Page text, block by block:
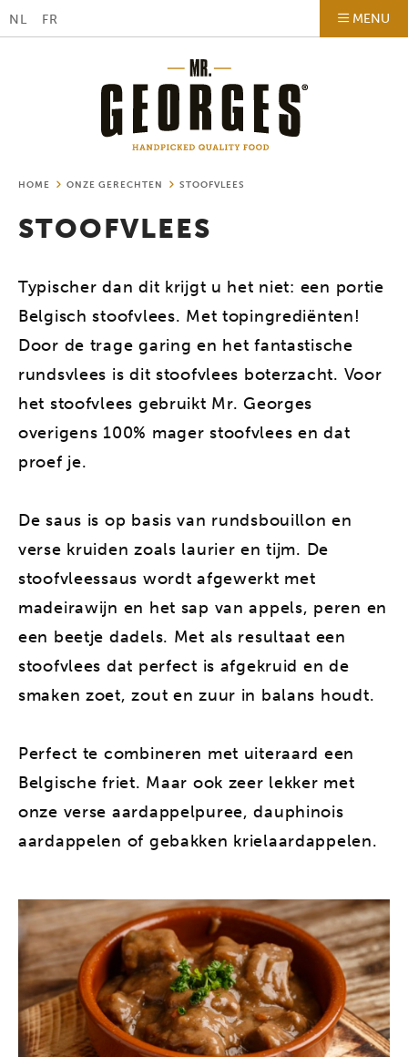
NL FR MENU
HOME ONZE GERECHTEN STOOFVLEES
STOOFVLEES
Typischer dan dit krijgt u het niet: een portie
Belgisch stoofvlees. Met topingrediënten!
Door de trage garing en het fantastische
rundsvlees is dit stoofvlees boterzacht. Voor
het stoofvlees gebruikt Mr. Georges
overigens 100% mager stoofvlees en dat
proef je.
De saus is op basis van rundsbouillon en
verse kruiden zoals laurier en tijm. De
stoofvleessaus wordt afgewerkt met
madeirawijn en het sap van appels, peren en
een beetje dadels. Met als resultaat een
stoofvlees dat perfect is afgekruid en de
smaken zoet, zout en zuur in balans houdt.
Perfect te combineren met uiteraard een
Belgische friet. Maar ook zeer lekker met
onze verse aardappelpuree, dauphinois
aardappelen of gebakken krielaardappelen.